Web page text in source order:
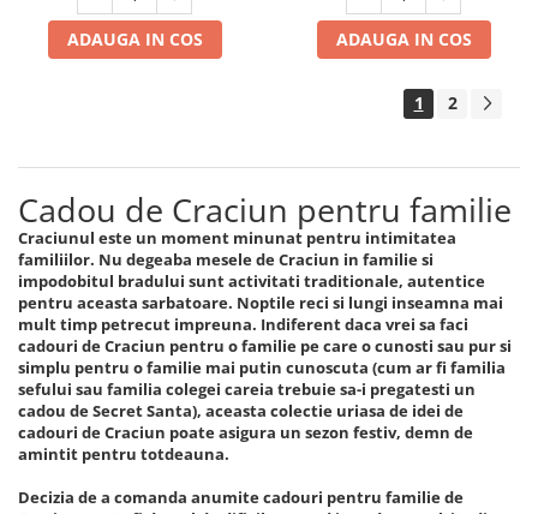
ADAUGA IN COS ADAUGA IN COS
1 2
Cadou de Craciun pentru familie
Craciunul este un moment minunat pentru intimitatea
familiilor. Nu degeaba mesele de Craciun in familie si
impodobitul bradului sunt activitati traditionale, autentice
pentru aceasta sarbatoare. Noptile reci si lungi inseamna mai
mult timp petrecut impreuna. Indiferent daca vrei sa faci
cadouri de Craciun pentru o familie pe care o cunosti sau pur si
simplu pentru o familie mai putin cunoscuta (cum ar fi familia
sefului sau familia colegei careia trebuie sa-i pregatesti un
cadou de Secret Santa), aceasta colectie uriasa de idei de
cadouri de Craciun poate asigura un sezon festiv, demn de
amintit pentru totdeauna.
Decizia de a comanda anumite cadouri pentru familie de